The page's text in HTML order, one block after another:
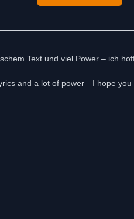
Text und viel Power – ich
and a lot of power—I hope you